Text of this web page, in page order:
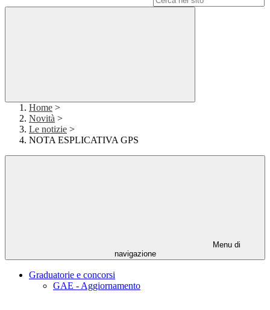
Home >
Novità >
Le notizie >
NOTA ESPLICATIVA GPS
Menu di
navigazione
Graduatorie e concorsi
GAE - Aggiornamento